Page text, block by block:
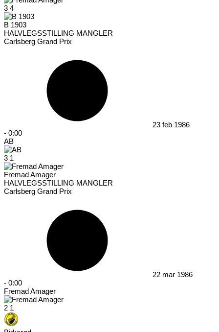
3 4
B 1903
HALVLEGSSTILLING MANGLER
Carlsberg Grand Prix
23 feb 1986
- 0:00
AB
3 1
Fremad Amager
HALVLEGSSTILLING MANGLER
Carlsberg Grand Prix
22 mar 1986
- 0:00
Fremad Amager
2 1